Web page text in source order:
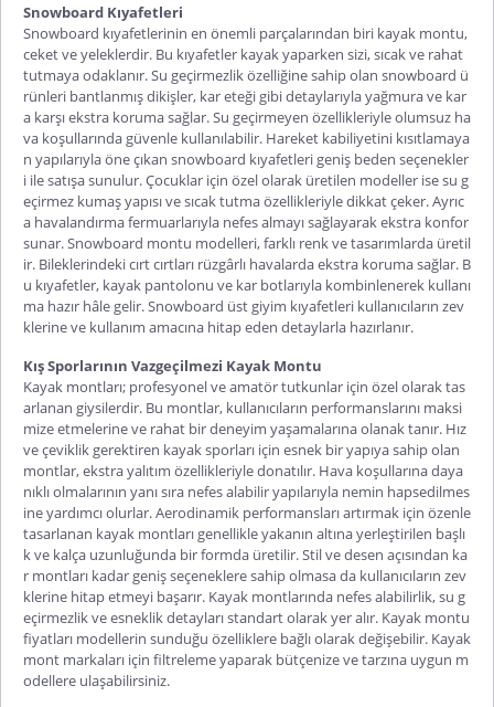
Snowboard Kıyafetleri
Snowboard kıyafetlerinin en önemli parçalarından biri kayak montu,
ceket ve yeleklerdir. Bu kıyafetler kayak yaparken sizi, sıcak ve rahat
tutmaya odaklanır. Su geçirmezlik özelliğine sahip olan snowboard ü
rünleri bantlanmış dikişler, kar eteği gibi detaylarıyla yağmura ve kar
a karşı ekstra koruma sağlar. Su geçirmeyen özellikleriyle olumsuz ha
va koşullarında güvenle kullanılabilir. Hareket kabiliyetini kısıtlamaya
n yapılarıyla öne çıkan snowboard kıyafetleri geniş beden seçenekler
i ile satışa sunulur. Çocuklar için özel olarak üretilen modeller ise su g
eçirmez kumaş yapısı ve sıcak tutma özellikleriyle dikkat çeker. Ayrıc
a havalandırma fermuarlarıyla nefes almayı sağlayarak ekstra konfor
sunar. Snowboard montu modelleri, farklı renk ve tasarımlarda üretil
ir. Bileklerindeki cırt cırtları rüzgârlı havalarda ekstra koruma sağlar. B
u kıyafetler, kayak pantolonu ve kar botlarıyla kombinlenerek kullanı
ma hazır hâle gelir. Snowboard üst giyim kıyafetleri kullanıcıların zev
klerine ve kullanım amacına hitap eden detaylarla hazırlanır.
Kış Sporlarının Vazgeçilmezi Kayak Montu
Kayak montları; profesyonel ve amatör tutkunlar için özel olarak tas
arlanan giysilerdir. Bu montlar, kullanıcıların performanslarını maksi
mize etmelerine ve rahat bir deneyim yaşamalarına olanak tanır. Hız
ve çeviklik gerektiren kayak sporları için esnek bir yapıya sahip olan
montlar, ekstra yalıtım özellikleriyle donatılır. Hava koşullarına daya
nıklı olmalarının yanı sıra nefes alabilir yapılarıyla nemin hapsedilmes
ine yardımcı olurlar. Aerodinamik performansları artırmak için özenle
tasarlanan kayak montları genellikle yakanın altına yerleştirilen başlı
k ve kalça uzunluğunda bir formda üretilir. Stil ve desen açısından ka
r montları kadar geniş seçeneklere sahip olmasa da kullanıcıların zev
klerine hitap etmeyi başarır. Kayak montlarında nefes alabilirlik, su g
eçirmezlik ve esneklik detayları standart olarak yer alır. Kayak montu
fiyatları modellerin sunduğu özelliklere bağlı olarak değişebilir. Kayak
mont markaları için filtreleme yaparak bütçenize ve tarzına uygun m
odellere ulaşabilirsiniz.